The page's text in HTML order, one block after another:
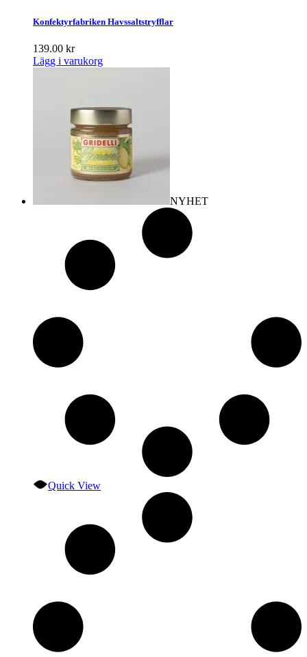
Konfektyrfabriken Havssaltstryfflar
139.00 kr
Lägg i varukorg
NYHET
Quick View